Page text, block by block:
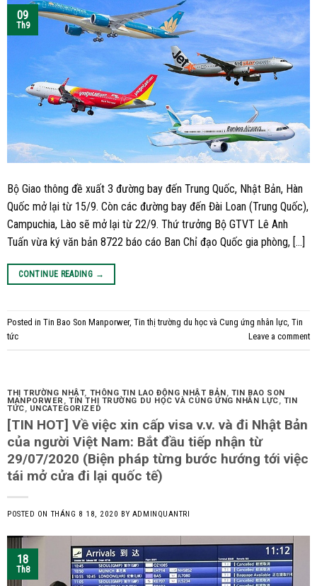
09
Th9
Bộ Giao thông đề xuất 3 đường bay đến Trung Quốc, Nhật Bản, Hàn
Quốc mở lại từ 15/9. Còn các đường bay đến Đài Loan (Trung Quốc),
Campuchia, Lào sẽ mở lại từ 22/9. Thứ trưởng Bộ GTVT Lê Anh
Tuấn vừa ký văn bản 8722 báo cáo Ban Chỉ đạo Quốc gia phòng, […]
CONTINUE READING →
Posted in Tin Bao Son Manporwer, Tin thị trường du học và Cung ứng nhân lực, Tin
tức
Leave a comment
THỊ TRƯỜNG NHẬT, THÔNG TIN LAO ĐỘNG NHẬT BẢN, TIN BAO SON
MANPORWER ,TIN THỊ TRƯỜNG DU HỌC VÀ CUNG ỨNG NHÂN LỰC, TIN
TỨC, UNCATEGORIZED
[TIN HOT] Về việc xin cấp visa v.v. và đi Nhật Bản
của người Việt Nam: Bắt đầu tiếp nhận từ
29/07/2020 (Biện pháp từng bước hướng tới việc
tái mở cửa đi lại quốc tế)
POSTED ON THÁNG 8 18, 2020 BY ADMINQUANTRI
18
Th8